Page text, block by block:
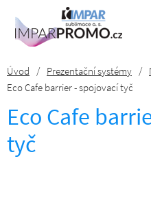
Úvod / Prezentační systémy /
Eco Cafe barrier - spojovací tyč
Eco Cafe
tyč